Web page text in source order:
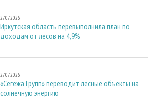
27.07.2026
Иркутская область перевыполнила план по
доходам от лесов на 4,9%
27.07.2026
«Сегежа Групп» переводит лесные объекты на
солнечную энергию